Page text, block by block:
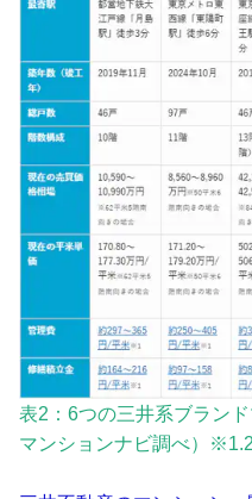
表2：6つの三井系ブラン
マンションナビ調べ）